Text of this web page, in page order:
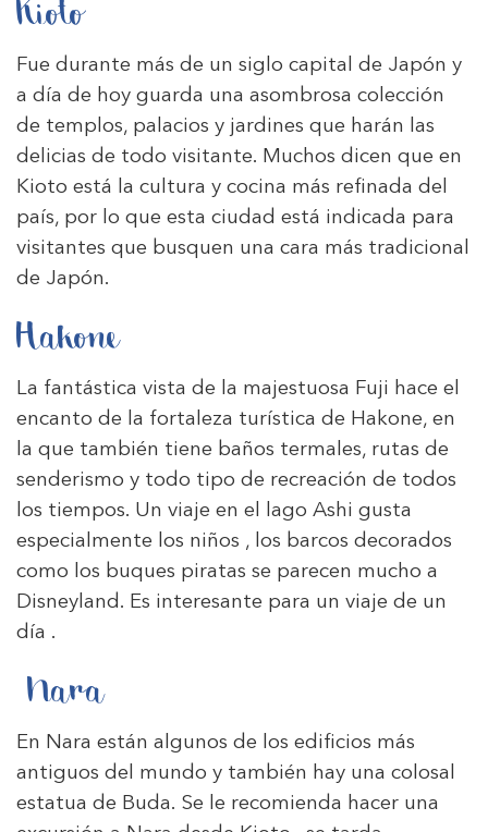
Kioto
Fue durante más de un siglo capital de Japón y
a día de hoy guarda una asombrosa colección
de templos, palacios y jardines que harán las
delicias de todo visitante. Muchos dicen que en
Kioto está la cultura y cocina más refinada del
país, por lo que esta ciudad está indicada para
visitantes que busquen una cara más tradicional
de Japón.
Hakone
La fantástica vista de la majestuosa Fuji hace el
encanto de la fortaleza turística de Hakone, en
la que también tiene baños termales, rutas de
senderismo y todo tipo de recreación de todos
los tiempos. Un viaje en el lago Ashi gusta
especialmente los niños , los barcos decorados
como los buques piratas se parecen mucho a
Disneyland. Es interesante para un viaje de un
día .
Nara
En Nara están algunos de los edificios más
antiguos del mundo y también hay una colosal
estatua de Buda. Se le recomienda hacer una